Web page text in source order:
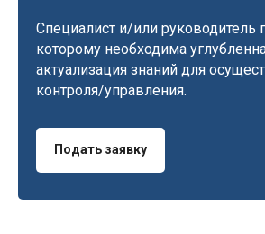
Специалист и/или руководитель
которому необходима
актуализация знаний для
контроля/управления.
Подать заявку